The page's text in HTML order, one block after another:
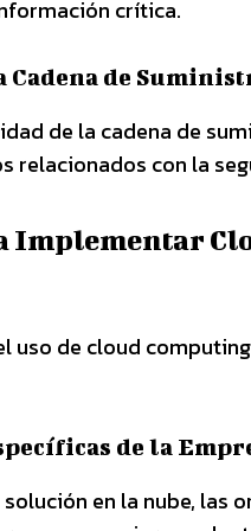
crítica.
Cadena de
de la cadena de
relacionados con la
Implementar
uso de cloud
de la
en la nube, las